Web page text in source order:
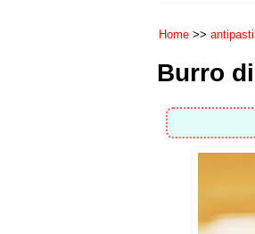
Home antipasti
Burro